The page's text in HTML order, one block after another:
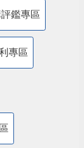
鑑專區
專區